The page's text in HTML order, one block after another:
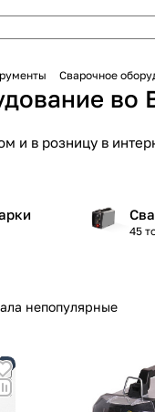
Сварочное
во
и в розницу в
45
непопулярные